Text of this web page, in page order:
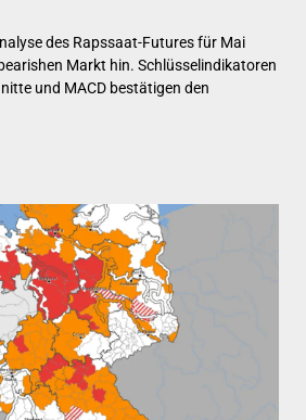
des Rapssaat-Futures für Mai
Markt hin. Schlüsselindikatoren
und MACD bestätigen den